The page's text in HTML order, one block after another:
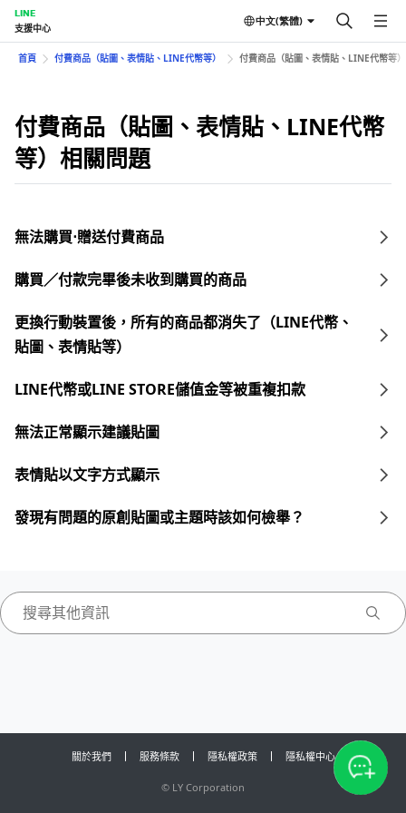
LINE
支援中心
中文(繁體)
首頁 付費商品（貼圖、表情貼、LINE代幣等） 付費商品（貼圖、表情貼、LINE代幣等
付費商品（貼圖、表情貼、LINE代幣
等）相關問題
無法購買⋅贈送付費商品
購買／付款完畢後未收到購買的商品
更換行動裝置後，所有的商品都消失了（LINE代幣、
貼圖、表情貼等）
LINE代幣或LINE STORE儲值金等被重複扣款
無法正常顯示建議貼圖
表情貼以文字方式顯示
發現有問題的原創貼圖或主題時該如何檢舉？
關於我們 服務條款 隱私權政策 隱私權中心
© LY Corporation